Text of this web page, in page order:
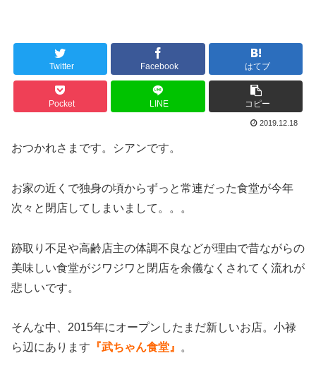
Twitter Facebook はてブ
Pocket LINE コピー
2019.12.18
おつかれさまです。シアンです。
お家の近くで独身の頃からずっと常連だった食堂が今年
次々と閉店してしまいまして。。。
跡取り不足や高齢店主の体調不良などが理由で昔ながらの
美味しい食堂がジワジワと閉店を余儀なくされてく流れが
悲しいです。
そんな中、2015年にオープンしたまだ新しいお店。小禄
ら辺にあります 『武ちゃん食堂』 。